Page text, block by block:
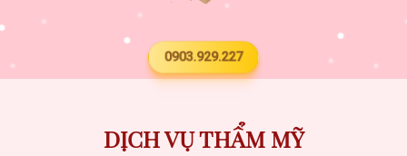
0903.929.227
DỊCH VỤ THẨM MỸ